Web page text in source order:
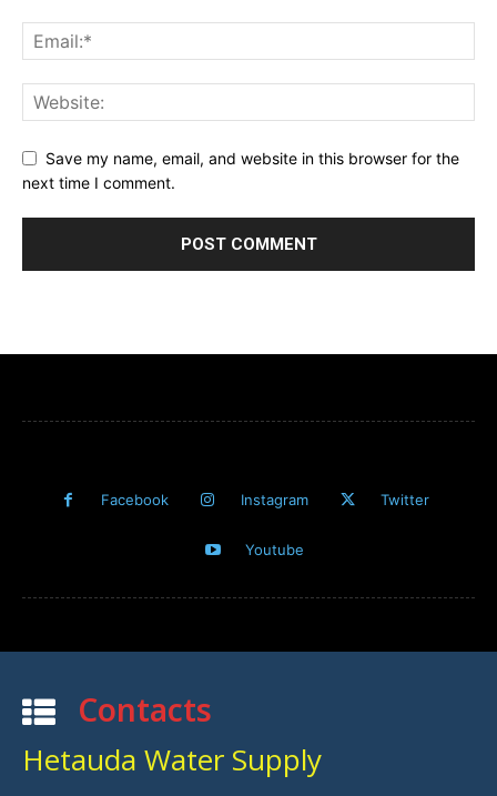
Save my name, email, and website in this browser for the
next time I comment.
Facebook Instagram Twitter
Youtube
Contacts
Hetauda Water Supply